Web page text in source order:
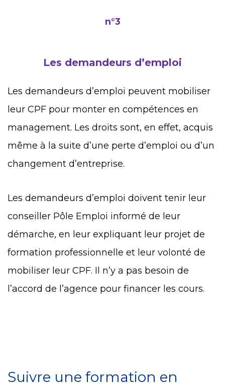
n°3
Les demandeurs d’emploi
Les demandeurs d’emploi peuvent mobiliser
leur CPF pour monter en compétences en
management. Les droits sont, en effet, acquis
même à la suite d’une perte d’emploi ou d’un
changement d’entreprise.
Les demandeurs d’emploi doivent tenir leur
conseiller Pôle Emploi informé de leur
démarche, en leur expliquant leur projet de
formation professionnelle et leur volonté de
mobiliser leur CPF. Il n’y a pas besoin de
l’accord de l’agence pour financer les cours.
Suivre une formation en